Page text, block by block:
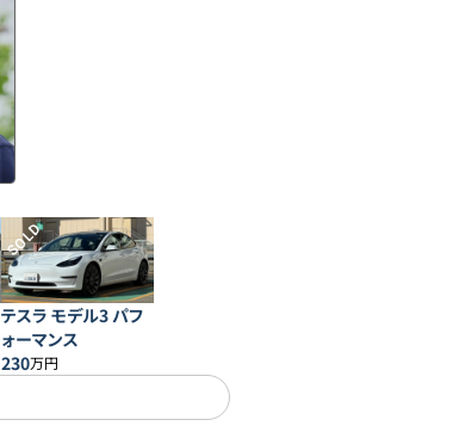
SOLD
テスラ モデル3 パフ
ォーマンス
230万円